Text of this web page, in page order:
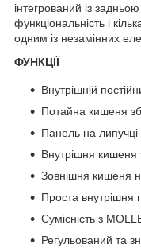
інтегрований із
функціональність і
одним із незамінних
ФУНКЦІЇ
Внутрішній
Потайна кишеня
Панель на липучці
Внутрішня кишеня
Зовнішня кишеня
Проста внутрішня
Сумісність з
Регульований та